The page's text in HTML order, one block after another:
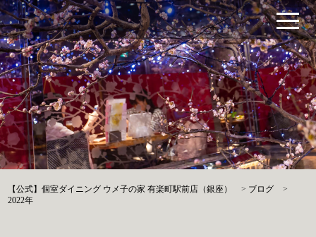
【公式】個室ダイニング ウメ子の家 有楽町駅前店（銀座） > ブログ
>
2022年